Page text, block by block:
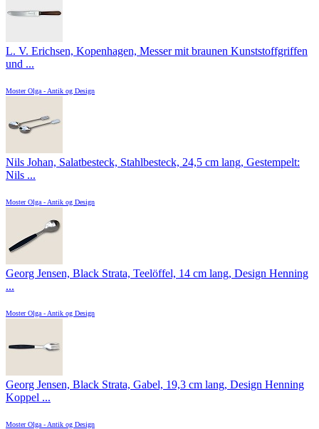
L. V. Erichsen, Kopenhagen, Messer mit braunen Kunststoffgriffen
und ...
Moster Olga - Antik og Design
Nils Johan, Salatbesteck, Stahlbesteck, 24,5 cm lang, Gestempelt:
Nils ...
Moster Olga - Antik og Design
Georg Jensen, Black Strata, Teelöffel, 14 cm lang, Design Henning
...
Moster Olga - Antik og Design
Georg Jensen, Black Strata, Gabel, 19,3 cm lang, Design Henning
Koppel ...
Moster Olga - Antik og Design